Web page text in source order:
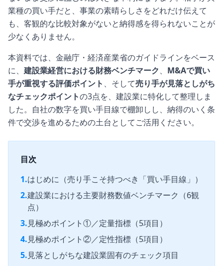
業種の買い手だと、事業の素晴らしさをどれだけ伝えて
も、客観的な比較対象がないと納得感を得られないことが
少なくありません。
本資料では、金融庁・経済産業省のガイドラインをベース
に、 建設業経営における財務ベンチマーク、 M&Aで買い
手が重視する評価ポイント 、そして売り手が見落としがち
なチェックポイントの3点を、建設業に特化して整理しま
した。自社の数字を買い手目線で棚卸しし、納得のいく条
件で交渉を進めるための土台としてご活用ください。
目次
1.はじめに（売り手こそ持つべき「買い手目線」）
2.建設業における主要財務数値ベンチマーク（6観
点）
3.見極めポイント①／定量指標（5項目）
4.見極めポイント②／定性指標（5項目）
5.見落としがちな建設業固有のチェック項目